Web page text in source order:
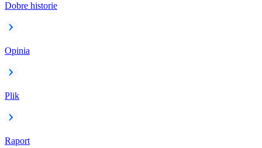
Dobre historie
Opinia
Plik
Raport